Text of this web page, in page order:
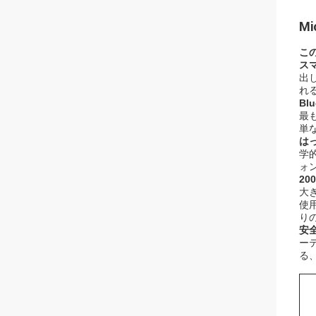
こ
ス
出
れ
最
単
は
学
ォ
大
使
り
安
ー
る